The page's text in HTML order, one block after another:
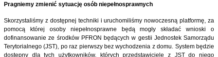
Pragniemy zmienić sytuację osób niepełnosprawnych
Skorzystaliśmy z dostępnej techniki i uruchomiliśmy nowoczesną platformę, za
pomocą której osoby niepełnosprawne będą mogły składać wnioski o
dofinansowanie ze środków PFRON będących w gestii Jednostek Samorządu
Terytorialnego (JST), po raz pierwszy bez wychodzenia z domu. System będzie
dostępny dla tych użytkowników, których przedstawiciele z JST do niego